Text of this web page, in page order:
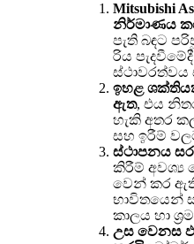
Mitsubishi
නිර්මාණය
පැති බඳට
රිය
ඉහළ
ඇත, එය
හැකි අතර
සහ ඉරීම්
ස්ථාපනය
කිරීම් අවශ්‍ය
වෙන් කර
භාවිතයෙන්
කාලය හා
උස වෙනස